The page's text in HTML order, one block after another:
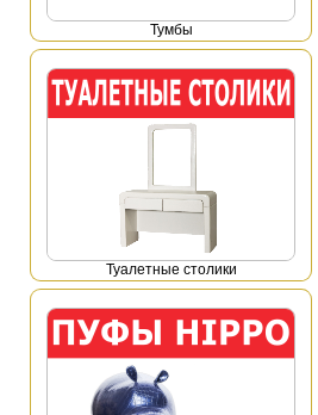
Тумбы
Туалетные столики